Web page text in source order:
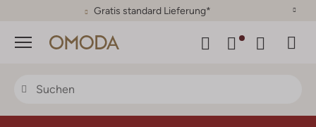
30 Tage Rückgaberecht
Menü